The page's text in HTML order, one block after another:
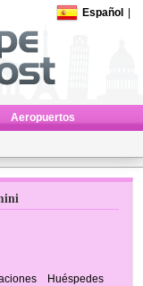
Español
Aeropuertos
Huéspedes